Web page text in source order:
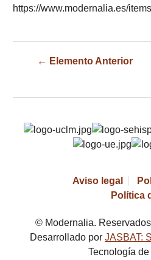
https://www.modernalia.es/
← Elemento Anterior
Aviso legal
Política
© Modernalia.
Desarrollado por JASBAT:
Tecnología de